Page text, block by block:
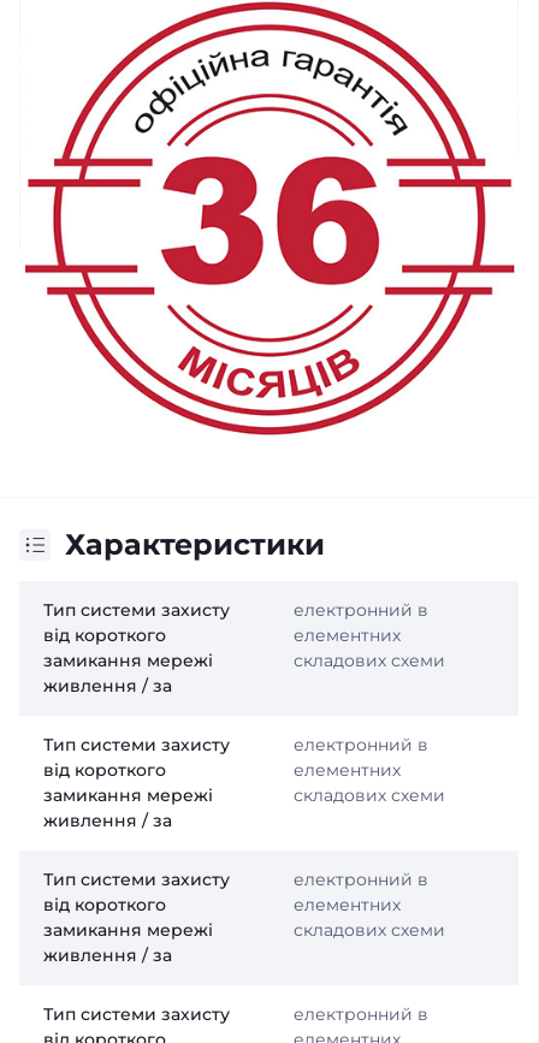
Характеристики
Тип системи захисту
від короткого
замикання мережі
живлення / за
електронний в
елементних
складових схеми
Тип системи захисту
від короткого
замикання мережі
живлення / за
електронний в
елементних
складових схеми
Тип системи захисту
від короткого
замикання мережі
живлення / за
електронний в
елементних
складових схеми
Тип системи захисту
електронний в